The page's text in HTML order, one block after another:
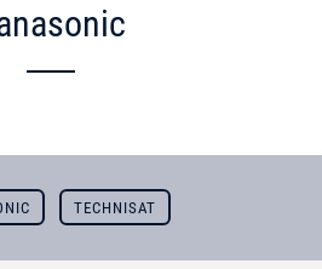
TECHNISAT